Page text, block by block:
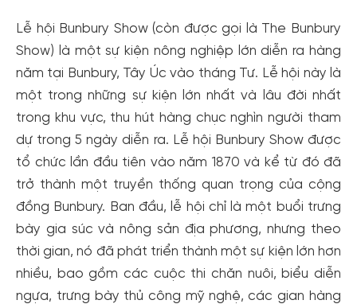
Lễ hội Bunbury Show (còn được gọi là The Bunbury
Show) là một sự kiện nông nghiệp lớn diễn ra hàng
năm tại Bunbury, Tây Úc vào tháng Tư. Lễ hội này là
một trong những sự kiện lớn nhất và lâu đời nhất
trong khu vực, thu hút hàng chục nghìn người tham
dự trong 5 ngày diễn ra. Lễ hội Bunbury Show được
tổ chức lần đầu tiên vào năm 1870 và kể từ đó đã
trở thành một truyền thống quan trọng của cộng
đồng Bunbury. Ban đầu, lễ hội chỉ là một buổi trưng
bày gia súc và nông sản địa phương, nhưng theo
thời gian, nó đã phát triển thành một sự kiện lớn hơn
nhiều, bao gồm các cuộc thi chăn nuôi, biểu diễn
ngựa, trưng bày thủ công mỹ nghệ, các gian hàng